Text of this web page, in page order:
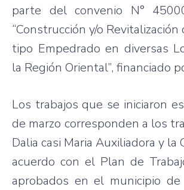
parte del convenio N°
“Construcción y/o
tipo Empedrado en diversas
la Región Oriental”, financiado
Los trabajos que se iniciaron
de marzo corresponden a los
Dalia casi Maria Auxiliadora y la
acuerdo con el Plan de
aprobados en el municipio de